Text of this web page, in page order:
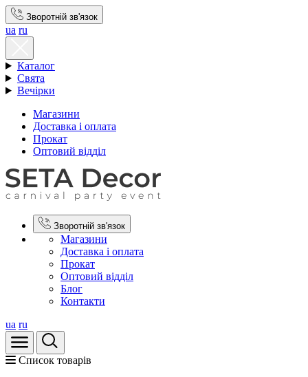
Зворотній зв'язок
ua ru
Каталог
Свята
Вечірки
Магазини
Доставка і оплата
Прокат
Оптовий відділ
Зворотній зв'язок
Магазини
Доставка і оплата
Прокат
Оптовий відділ
Блог
Контакти
ua ru
Список товарів